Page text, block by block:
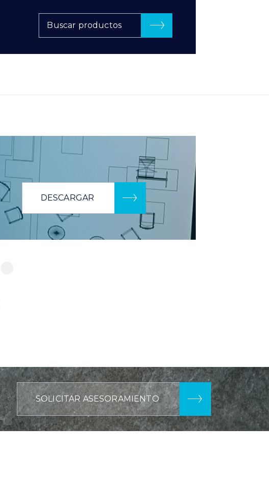
Buscar productos
DESCARGAR
SOLICITAR ASESORAMIENTO